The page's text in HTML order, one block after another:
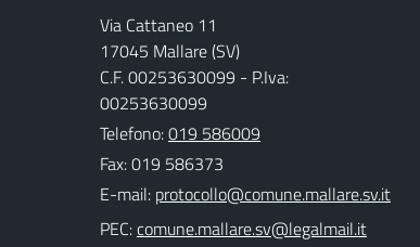
Via Cattaneo 11
17045 Mallare (SV)
C.F. 00253630099 - P.Iva:
00253630099
Telefono:019 586009
Fax: 019 586373
E-mail:
PEC: